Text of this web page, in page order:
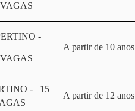
-
A partir de 10 anos
- 15
A partir de 12 anos